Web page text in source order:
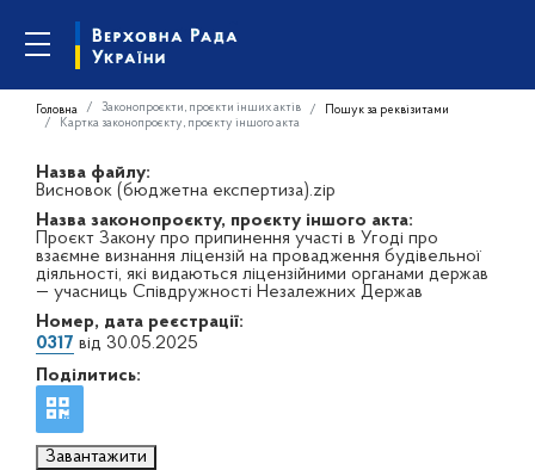
Головна Законопроєкти, проєкти інших актів
Пошук за реквізитами
Картка законопроєкту, проєкту іншого акта
Назва файлу:
Висновок (бюджетна експертиза).zip
Назва законопроєкту, проєкту іншого акта:
Проєкт Закону про припинення участі в Угоді про
взаємне визнання ліцензій на провадження будівельної
діяльності, які видаються ліцензійними органами держав
— учасниць Співдружності Незалежних Держав
Номер, дата реєстрації:
0317 від 30.05.2025
Поділитись:
Завантажити